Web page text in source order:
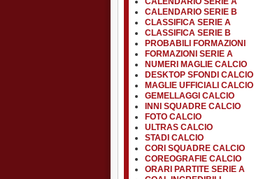
CALENDARIO SERIE B
CLASSIFICA SERIE A
CLASSIFICA SERIE B
PROBABILI FORMAZIONI
FORMAZIONI SERIE A
NUMERI MAGLIE CALCIO
DESKTOP SFONDI CALCIO
MAGLIE UFFICIALI CALCIO
GEMELLAGGI CALCIO
INNI SQUADRE CALCIO
FOTO CALCIO
ULTRAS CALCIO
STADI CALCIO
CORI SQUADRE CALCIO
COREOGRAFIE CALCIO
ORARI PARTITE SERIE A